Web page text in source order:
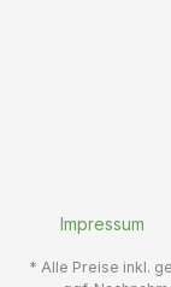
Impressum
* Alle Preise inkl.